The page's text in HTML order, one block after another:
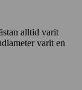
alltid varit
varit en